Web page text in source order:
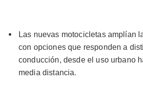
Las nuevas motocicletas amplían
con opciones que responden a
conducción, desde el uso urbano
media distancia.